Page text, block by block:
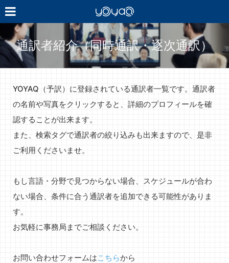
YOYAQ（予
訳）
通訳者紹介（同時通訳・逐次通訳）
YOYAQ（予訳）に登録されている通訳者一覧です。通訳者
の名前や写真をクリックすると、詳細のプロフィールを確
認することが出来ます。
また、検索タグで通訳者の絞り込みも出来ますので、是非
ご利用くださいませ。
もし言語・分野で見つからない場合、スケジュールが合わ
ない場合、条件に合う通訳者を追加できる可能性がありま
す。
お気軽に事務局までご相談ください。
お問い合わせフォームはこちらから